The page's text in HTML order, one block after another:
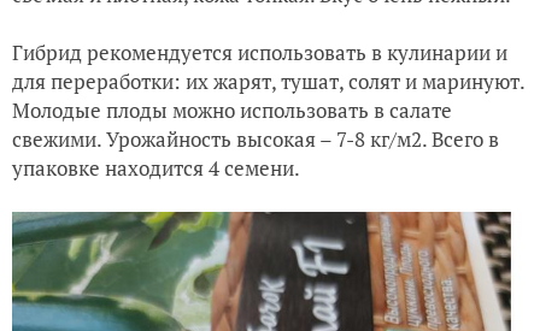
Гибрид рекомендуется использовать в кулинарии и
для переработки: их жарят, тушат, солят и маринуют.
Молодые плоды можно использовать в салате
свежими. Урожайность высокая – 7-8 кг/м2.Всего в
упаковке находится 4 семени.